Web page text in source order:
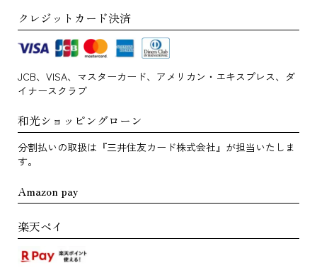
クレジットカード決済
JCB、VISA、マスターカード、アメリカン・エキスプレス、ダ
イナースクラブ
和光ショッピングローン
分割払いの取扱は『三井住友カード株式会社』が担当いたしま
す。
Amazon pay
楽天ペイ